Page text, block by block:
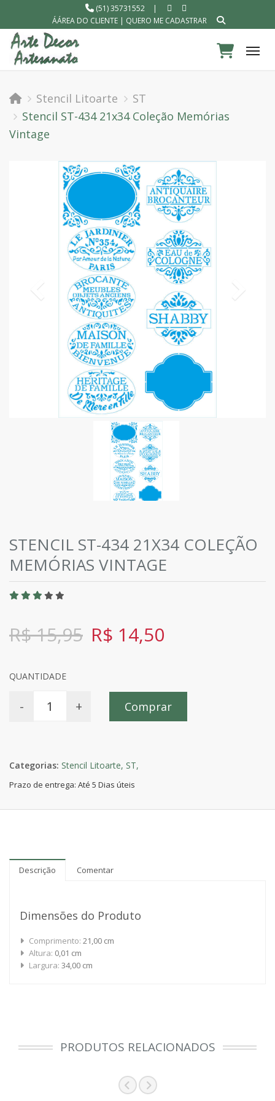
(51) 35731552
|
ÁÁREA DO CLIENTE| QUERO ME CADASTRAR
Stencil Litoarte
ST
Stencil ST-434 21x34 Coleção Memórias
Vintage
STENCIL ST-434 21X34 COLEÇÃO
MEMÓRIAS VINTAGE
R$ 15,95 R$ 14,50
QUANTIDADE
- + Comprar
Categorias: Stencil Litoarte, ST,
Prazo de entrega: Até 5 Dias úteis
Descrição Comentar
Dimensões do Produto
Comprimento: 21,00 cm
Altura: 0,01 cm
Largura: 34,00 cm
PRODUTOS RELACIONADOS